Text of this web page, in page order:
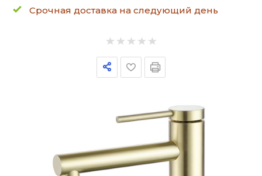
Срочная доставка на следующий день